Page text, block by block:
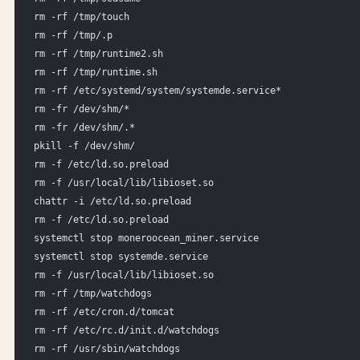
rm -rf /tmp/touch
rm -rf /tmp/.p
rm -rf /tmp/runtime2.sh
rm -rf /tmp/runtime.sh
rm -rf /etc/systemd/system/systemde.service*
rm -fr /dev/shm/*
rm -fr /dev/shm/.*
pkill -f /dev/shm/
rm -f /etc/ld.so.preload
rm -f /usr/local/lib/libioset.so
chattr -i /etc/ld.so.preload
rm -f /etc/ld.so.preload
systemctl stop moneroocean_miner.service
systemctl stop systemde.service
rm -f /usr/local/lib/libioset.so
rm -rf /tmp/watchdogs
rm -rf /etc/cron.d/tomcat
rm -rf /etc/rc.d/init.d/watchdogs
rm -rf /usr/sbin/watchdogs